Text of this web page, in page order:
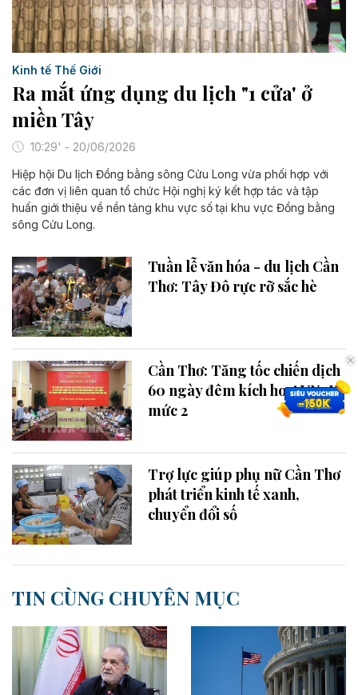
Kinh tế Thế Giới
Ra mắt ứng dụng du lịch "1 cửa' ở
miền Tây
10:29' - 20/06/2026
Hiệp hội Du lịch Đồng bằng sông Cửu Long vừa phối hợp với
các đơn vị liên quan tổ chức Hội nghị ký kết hợp tác và tập
huấn giới thiệu về nền tảng khu vực số tại khu vực Đồng bằng
sông Cửu Long.
Tuần lễ văn hóa - du lịch Cần
Thơ: Tây Đô rực rỡ sắc hè
Cần Thơ: Tăng tốc chiến dịch
60 ngày đêm kích hoạt VNeID
mức 2
Trợ lực giúp phụ nữ Cần Thơ
phát triển kinh tế xanh,
chuyển đổi số
TIN CÙNG CHUYÊN MỤC